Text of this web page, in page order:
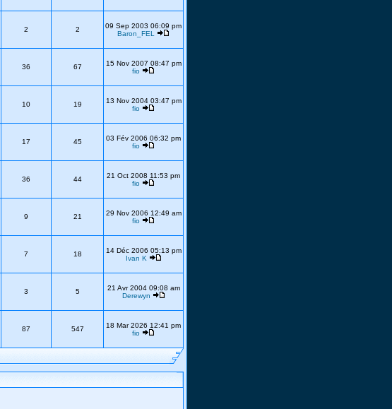
2 2
09 Sep 2003 06:09 pm
Baron_FEL
36 67
15 Nov 2007 08:47 pm
fio
10 19
13 Nov 2004 03:47 pm
fio
17 45
03 Fév 2006 06:32 pm
fio
36 44
21 Oct 2008 11:53 pm
fio
9 21
29 Nov 2006 12:49 am
fio
7 18
14 Déc 2006 05:13 pm
Ivan K
3 5
21 Avr 2004 09:08 am
Derewyn
87 547
18 Mar 2026 12:41 pm
fio